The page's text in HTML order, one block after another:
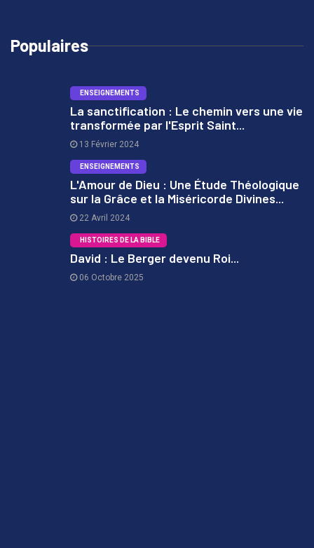
Populaires
ENSEIGNEMENTS
La sanctification : Le chemin vers une vie
transformée par l'Esprit Saint...
13 Février 2024
ENSEIGNEMENTS
L'Amour de Dieu : Une Étude Théologique
sur la Grâce et la Miséricorde Divines...
22 Avril 2024
HISTOIRES DE LA BIBLE
David : Le Berger devenu Roi...
06 Octobre 2025